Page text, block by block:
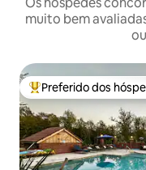
muito bem
Entre os melhores
Preferido dos